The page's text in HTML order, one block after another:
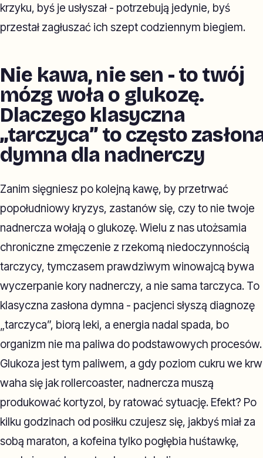
krzyku, byś je usłyszał - potrzebują jedynie, byś
przestał zagłuszać ich szept codziennym biegiem.
Nie kawa, nie sen - to twój
mózg woła o glukozę.
Dlaczego klasyczna
„tarczyca” to często
dymna dla nadnerczy
Zanim sięgniesz po kolejną kawę, by przetrwać
popołudniowy kryzys, zastanów się, czy to nie twoje
nadnercza wołają o glukozę. Wielu z nas utożsamia
chroniczne zmęczenie z rzekomą niedoczynnością
tarczycy, tymczasem prawdziwym winowajcą bywa
wyczerpanie kory nadnerczy, a nie sama tarczyca. To
klasyczna zasłona dymna - pacjenci słyszą diagnozę
„tarczyca”, biorą leki, a energia nadal spada, bo
organizm nie ma paliwa do podstawowych procesów.
Glukoza jest tym paliwem, a gdy poziom cukru we
waha się jak rollercoaster, nadnercza muszą
produkować kortyzol, by ratować sytuację. Efekt? Po
kilku godzinach od posiłku czujesz się, jakbyś miał za
sobą maraton, a kofeina tylko pogłębia huśtawkę,